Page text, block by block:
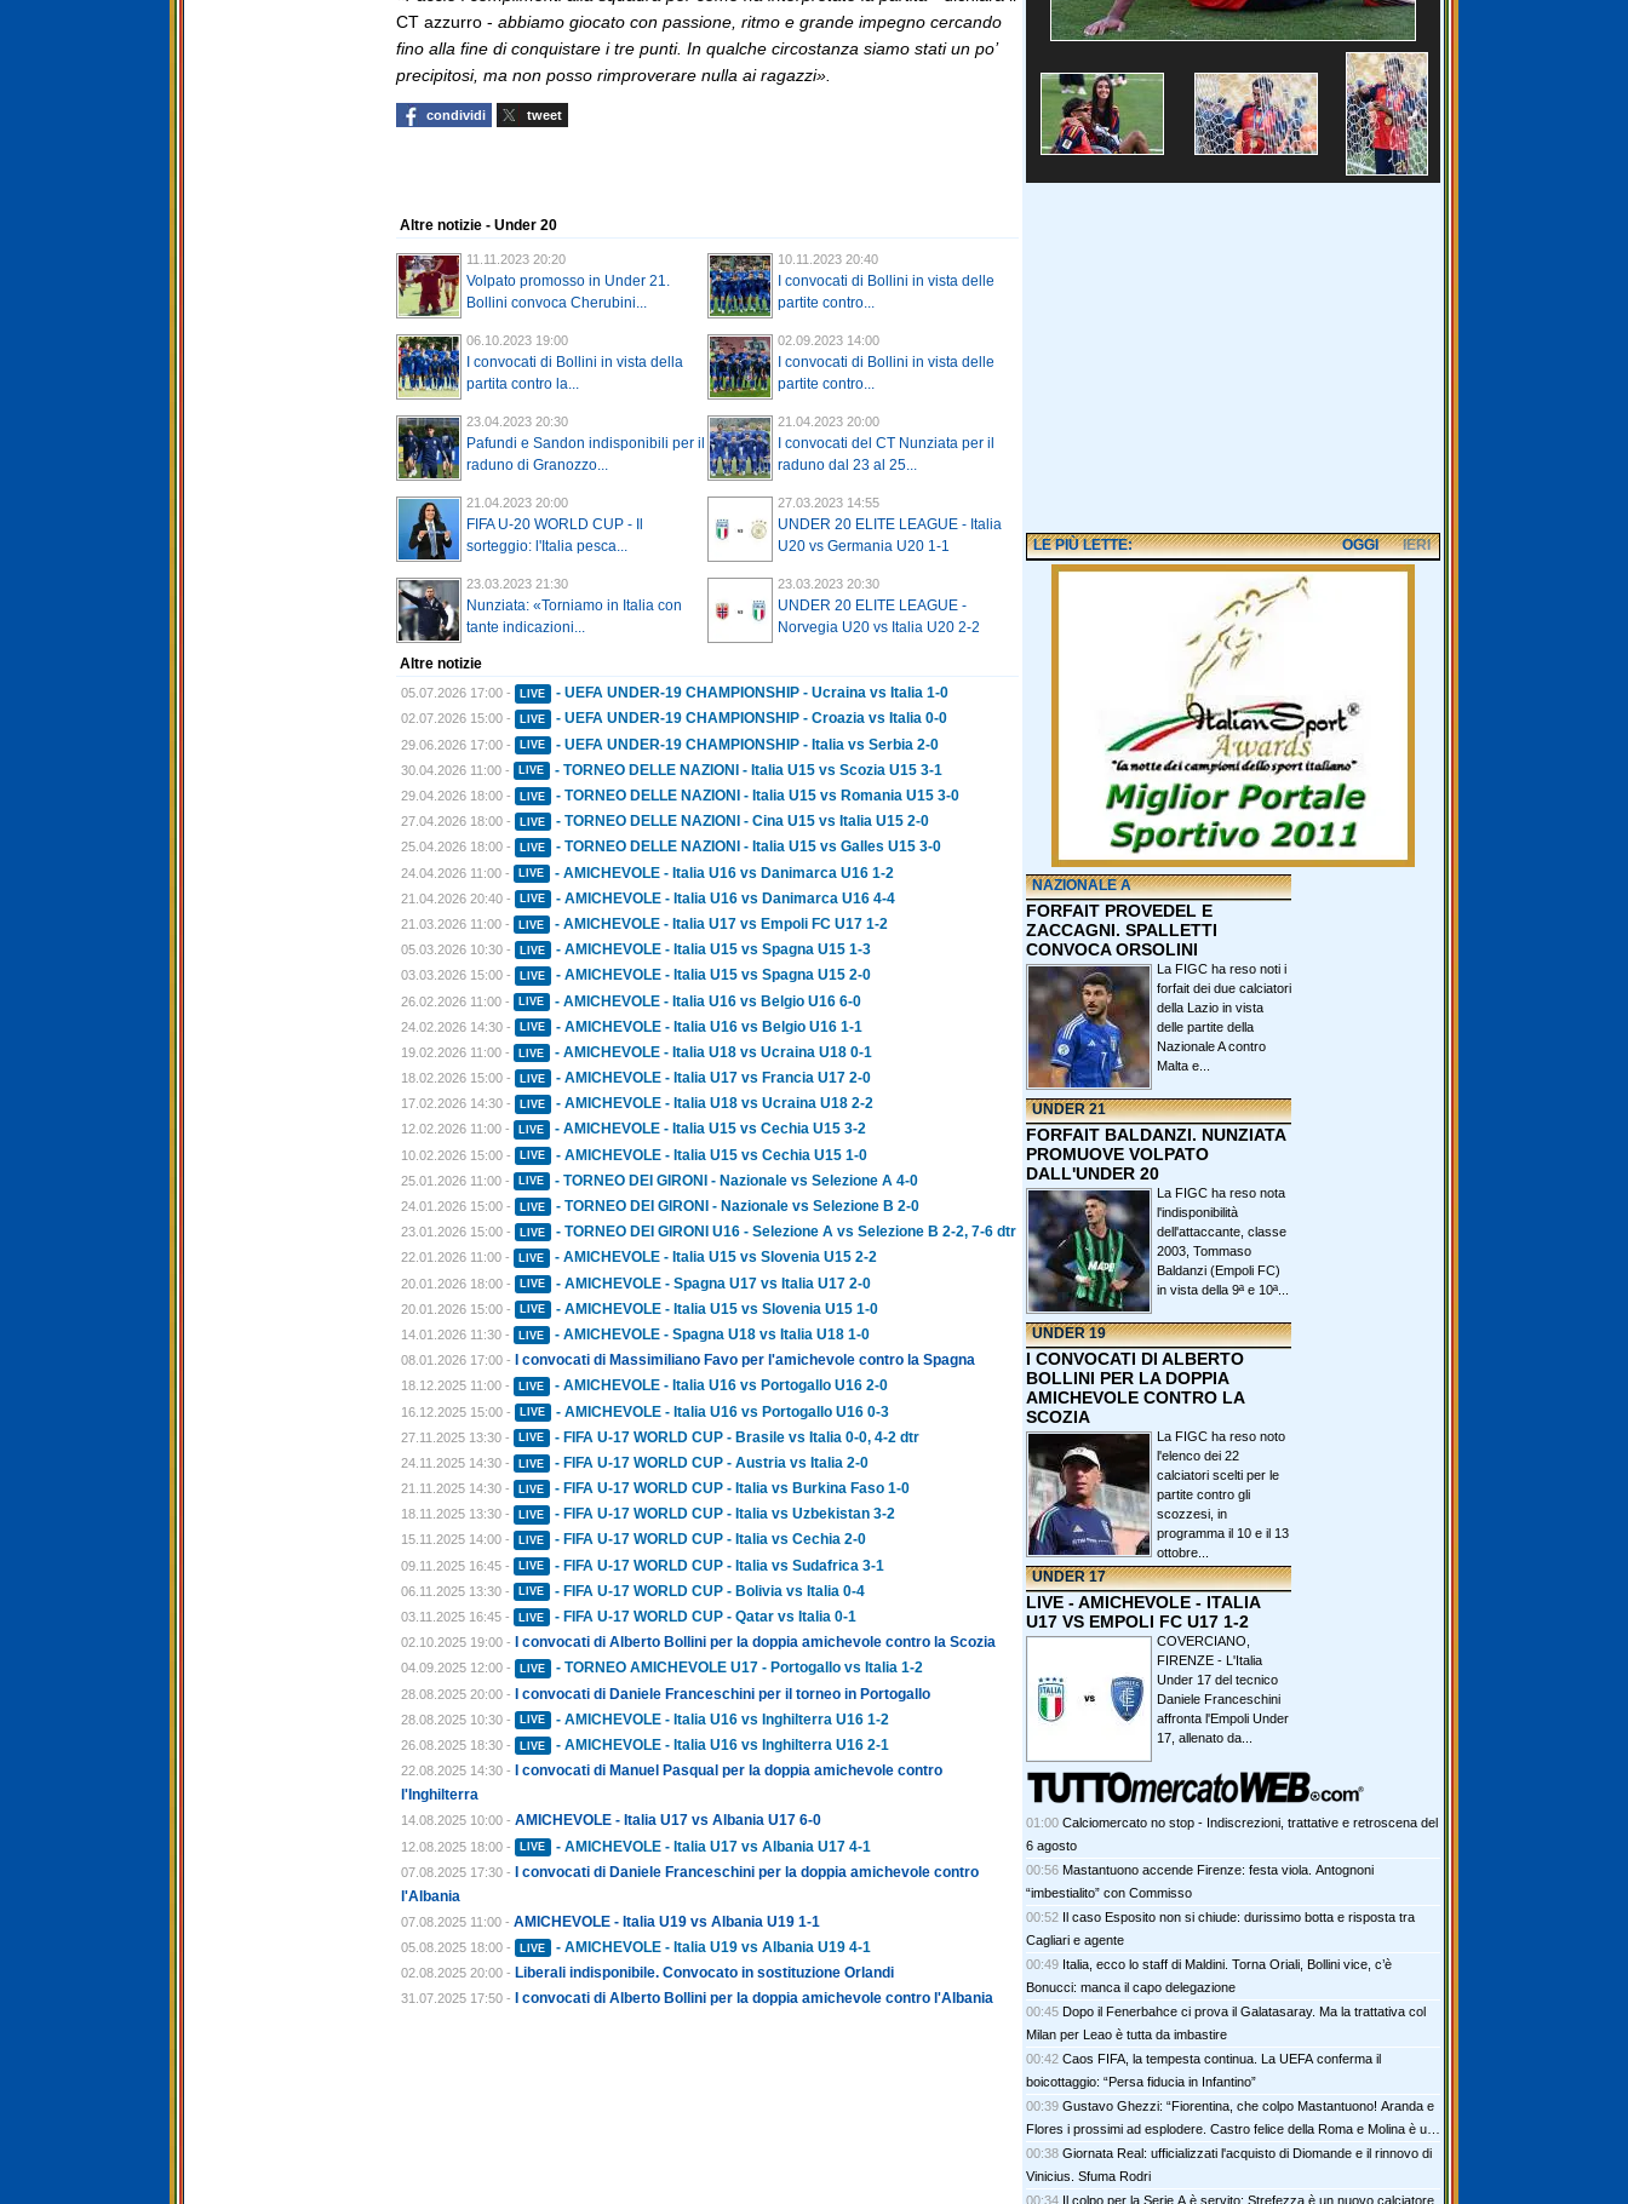
CT azzurro - abbiamo giocato con passione, ritmo e grande impegno cercando
fino alla fine di conquistare i tre punti. In qualche circostanza siamo stati un po’
precipitosi, ma non posso rimproverare nulla ai ragazzi».
condividi tweet
Altre notizie - Under 20
11.11.2023 20:20
Volpato promosso in Under 21.
Bollini convoca Cherubini...
10.11.2023 20:40
I convocati di Bollini in vista delle
partite contro...
06.10.2023 19:00
I convocati di Bollini in vista della
partita contro la...
02.09.2023 14:00
I convocati di Bollini in vista delle
partite contro...
23.04.2023 20:30
Pafundi e Sandon indisponibili per il
raduno di Granozzo...
21.04.2023 20:00
I convocati del CT Nunziata per il
raduno dal 23 al 25...
21.04.2023 20:00
FIFA U-20 WORLD CUP - Il
sorteggio: l'Italia pesca...
27.03.2023 14:55
UNDER 20 ELITE LEAGUE - Italia
U20 vs Germania U20 1-1
23.03.2023 21:30
Nunziata: «Torniamo in Italia con
tante indicazioni...
23.03.2023 20:30
UNDER 20 ELITE LEAGUE -
Norvegia U20 vs Italia U20 2-2
Altre notizie
05.07.2026 17:00 - LIVE - UEFA UNDER-19 CHAMPIONSHIP - Ucraina vs Italia 1-0
02.07.2026 15:00 - LIVE - UEFA UNDER-19 CHAMPIONSHIP - Croazia vs Italia 0-0
29.06.2026 17:00 - LIVE - UEFA UNDER-19 CHAMPIONSHIP - Italia vs Serbia 2-0
30.04.2026 11:00 - LIVE - TORNEO DELLE NAZIONI - Italia U15 vs Scozia U15 3-1
29.04.2026 18:00 - LIVE - TORNEO DELLE NAZIONI - Italia U15 vs Romania U15 3-0
27.04.2026 18:00 - LIVE - TORNEO DELLE NAZIONI - Cina U15 vs Italia U15 2-0
25.04.2026 18:00 - LIVE - TORNEO DELLE NAZIONI - Italia U15 vs Galles U15 3-0
24.04.2026 11:00 - LIVE - AMICHEVOLE - Italia U16 vs Danimarca U16 1-2
21.04.2026 20:40 - LIVE - AMICHEVOLE - Italia U16 vs Danimarca U16 4-4
21.03.2026 11:00 - LIVE - AMICHEVOLE - Italia U17 vs Empoli FC U17 1-2
05.03.2026 10:30 - LIVE - AMICHEVOLE - Italia U15 vs Spagna U15 1-3
03.03.2026 15:00 - LIVE - AMICHEVOLE - Italia U15 vs Spagna U15 2-0
26.02.2026 11:00 - LIVE - AMICHEVOLE - Italia U16 vs Belgio U16 6-0
24.02.2026 14:30 - LIVE - AMICHEVOLE - Italia U16 vs Belgio U16 1-1
19.02.2026 11:00 - LIVE - AMICHEVOLE - Italia U18 vs Ucraina U18 0-1
18.02.2026 15:00 - LIVE - AMICHEVOLE - Italia U17 vs Francia U17 2-0
17.02.2026 14:30 - LIVE - AMICHEVOLE - Italia U18 vs Ucraina U18 2-2
12.02.2026 11:00 - LIVE - AMICHEVOLE - Italia U15 vs Cechia U15 3-2
10.02.2026 15:00 - LIVE - AMICHEVOLE - Italia U15 vs Cechia U15 1-0
25.01.2026 11:00 - LIVE - TORNEO DEI GIRONI - Nazionale vs Selezione A 4-0
24.01.2026 15:00 - LIVE - TORNEO DEI GIRONI - Nazionale vs Selezione B 2-0
23.01.2026 15:00 - LIVE - TORNEO DEI GIRONI U16 - Selezione A vs Selezione B 2-2, 7-6 dtr
22.01.2026 11:00 - LIVE - AMICHEVOLE - Italia U15 vs Slovenia U15 2-2
20.01.2026 18:00 - LIVE - AMICHEVOLE - Spagna U17 vs Italia U17 2-0
20.01.2026 15:00 - LIVE - AMICHEVOLE - Italia U15 vs Slovenia U15 1-0
14.01.2026 11:30 - LIVE - AMICHEVOLE - Spagna U18 vs Italia U18 1-0
08.01.2026 17:00 - I convocati di Massimiliano Favo per l'amichevole contro la Spagna
18.12.2025 11:00 - LIVE - AMICHEVOLE - Italia U16 vs Portogallo U16 2-0
16.12.2025 15:00 - LIVE - AMICHEVOLE - Italia U16 vs Portogallo U16 0-3
27.11.2025 13:30 - LIVE - FIFA U-17 WORLD CUP - Brasile vs Italia 0-0, 4-2 dtr
24.11.2025 14:30 - LIVE - FIFA U-17 WORLD CUP - Austria vs Italia 2-0
21.11.2025 14:30 - LIVE - FIFA U-17 WORLD CUP - Italia vs Burkina Faso 1-0
18.11.2025 13:30 - LIVE - FIFA U-17 WORLD CUP - Italia vs Uzbekistan 3-2
15.11.2025 14:00 - LIVE - FIFA U-17 WORLD CUP - Italia vs Cechia 2-0
09.11.2025 16:45 - LIVE - FIFA U-17 WORLD CUP - Italia vs Sudafrica 3-1
06.11.2025 13:30 - LIVE - FIFA U-17 WORLD CUP - Bolivia vs Italia 0-4
03.11.2025 16:45 - LIVE - FIFA U-17 WORLD CUP - Qatar vs Italia 0-1
02.10.2025 19:00 - I convocati di Alberto Bollini per la doppia amichevole contro la Scozia
04.09.2025 12:00 - LIVE - TORNEO AMICHEVOLE U17 - Portogallo vs Italia 1-2
28.08.2025 20:00 - I convocati di Daniele Franceschini per il torneo in Portogallo
28.08.2025 10:30 - LIVE - AMICHEVOLE - Italia U16 vs Inghilterra U16 1-2
26.08.2025 18:30 - LIVE - AMICHEVOLE - Italia U16 vs Inghilterra U16 2-1
22.08.2025 14:30 -
I convocati di Manuel Pasqual per la doppia amichevole contro
l'Inghilterra
14.08.2025 10:00 - AMICHEVOLE - Italia U17 vs Albania U17 6-0
12.08.2025 18:00 - LIVE - AMICHEVOLE - Italia U17 vs Albania U17 4-1
07.08.2025 17:30 - I convocati di Daniele Franceschini per la doppia amichevole contro
l'Albania
07.08.2025 11:00 - AMICHEVOLE - Italia U19 vs Albania U19 1-1
05.08.2025 18:00 - LIVE - AMICHEVOLE - Italia U19 vs Albania U19 4-1
02.08.2025 20:00 - Liberali indisponibile. Convocato in sostituzione Orlandi
31.07.2025 17:50 - I convocati di Alberto Bollini per la doppia amichevole contro l'Albania
LE PIÙ LETTE: IERI
OGGI
NAZIONALE A
FORFAIT PROVEDEL E
ZACCAGNI. SPALLETTI
CONVOCA ORSOLINI
La FIGC ha reso noti i
forfait dei due calciatori
della Lazio in vista
delle partite della
Nazionale A contro
Malta e...
UNDER 21
FORFAIT BALDANZI. NUNZIATA
PROMUOVE VOLPATO
DALL'UNDER 20
La FIGC ha reso nota
l'indisponibilità
dell'attaccante, classe
2003, Tommaso
Baldanzi (Empoli FC)
in vista della 9ª e 10ª...
UNDER 19
I CONVOCATI DI ALBERTO
BOLLINI PER LA DOPPIA
AMICHEVOLE CONTRO LA
SCOZIA
La FIGC ha reso noto
l'elenco dei 22
calciatori scelti per le
partite contro gli
scozzesi, in
programma il 10 e il 13
ottobre...
UNDER 17
LIVE - AMICHEVOLE - ITALIA
U17 VS EMPOLI FC U17 1-2
COVERCIANO,
FIRENZE - L'Italia
Under 17 del tecnico
Daniele Franceschini
affronta l'Empoli Under
17, allenato da...
01:00 Calciomercato no stop - Indiscrezioni, trattative e retroscena del
6 agosto
00:56 Mastantuono accende Firenze: festa viola. Antognoni
“imbestialito” con Commisso
00:52 Il caso Esposito non si chiude: durissimo botta e risposta tra
Cagliari e agente
00:49 Italia, ecco lo staff di Maldini. Torna Oriali, Bollini vice, c’è
Bonucci: manca il capo delegazione
00:45 Dopo il Fenerbahce ci prova il Galatasaray. Ma la trattativa col
Milan per Leao è tutta da imbastire
00:42 Caos FIFA, la tempesta continua. La UEFA conferma il
boicottaggio: “Persa fiducia in Infantino”
00:39 Gustavo Ghezzi: “Fiorentina, che colpo Mastantuono! Aranda e
Flores i prossimi ad esplodere. Castro felice della Roma e Molina è un
bel colpo”
00:38 Giornata Real: ufficializzati l'acquisto di Diomande e il rinnovo di
Vinicius. Sfuma Rodri
00:34 Il colpo per la Serie A è servito: Strefezza è un nuovo calciatore